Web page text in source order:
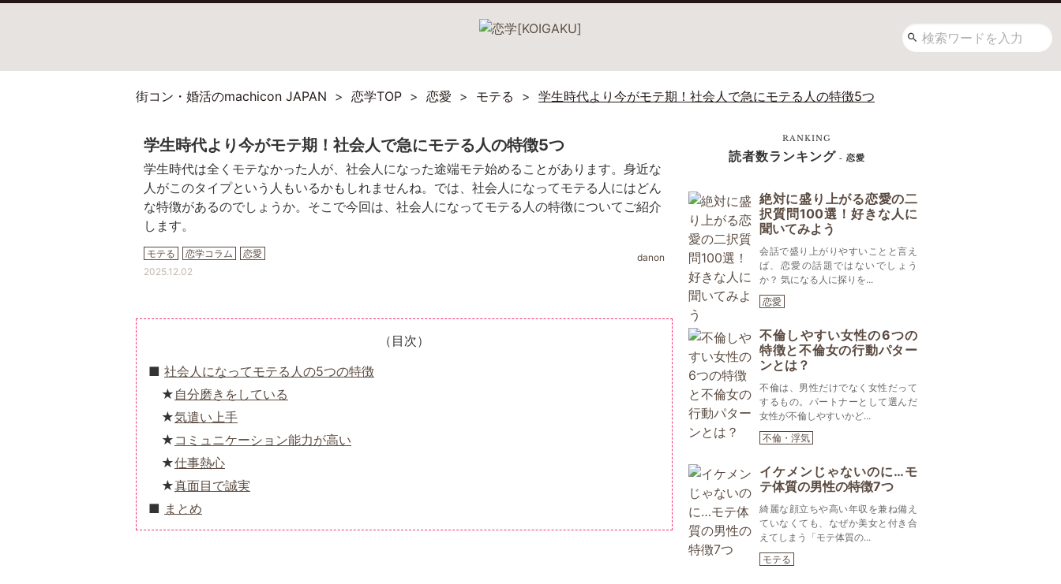
街コン・婚活のmachicon JAPAN 恋学TOP 恋愛 モテる 学生時代より今がモテ期！社会人で急にモテる人の特徴5つ
学生時代より今がモテ期！社会人で急にモテる人の特徴5つ
学生時代は全くモテなかった人が、社会人になった途端モテ始めることがあります。身近な
人がこのタイプという人もいるかもしれませんね。では、社会人になってモテる人にはどん
な特徴があるのでしょうか。そこで今回は、社会人になってモテる人の特徴についてご紹介
します。
モテる 恋学コラム 恋愛
danon
2025.12.02
（目次）
社会人になってモテる人の5つの特徴
自分磨きをしている
気遣い上手
コミュニケーション能力が高い
仕事熱心
真面目で誠実
まとめ
RANKING
読者数ランキング - 恋愛
絶対に盛り上がる恋愛の二
択質問100選！好きな人に
聞いてみよう
会話で盛り上がりやすいことと言え
ば、恋愛の話題ではないでしょう
か？ 気になる人に探りを...
恋愛
不倫しやすい女性の6つの
特徴と不倫女の行動パター
ンとは？
不倫は、男性だけでなく女性だって
するもの。パートナーとして選んだ
女性が不倫しやすいかど...
不倫・浮気
イケメンじゃないのに…モ
テ体質の男性の特徴7つ
綺麗な顔立ちや高い年収を兼ね備え
ていなくても、なぜか美女と付き合
えてしまう「モテ体質の...
モテる